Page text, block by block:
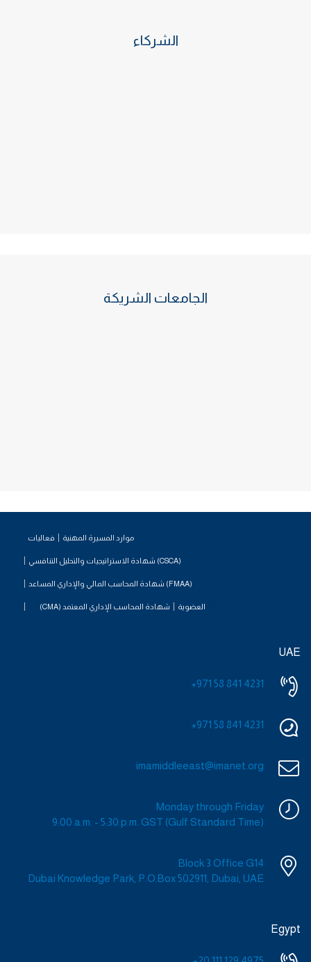
فعاليات موارد المسيرة المهنية
شهادة الاستراتيجيات والتحليل التنافسي (CSCA)
شهادة المحاسب المالي والإداري المساعد (FMAA)
شهادة المحاسب الإداري المعتمد (CMA) العضوية
UAE
+971 58 841 4231
+971 58 841 4231
imamiddleeast@imanet.org
Monday through Friday
9:00 a.m. - 5:30 p.m. GST (Gulf Standard Time)
Block 3 Office G14
Dubai Knowledge Park, P.O.Box 502911, Dubai, UAE
Egypt